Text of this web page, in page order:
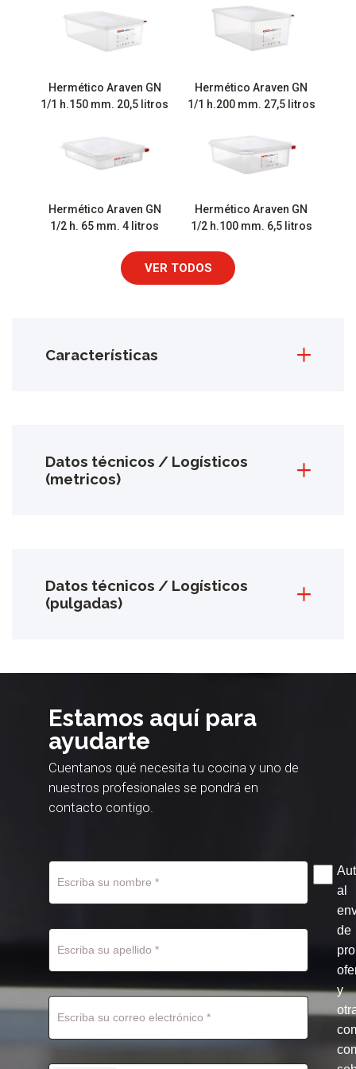
Hermético Araven GN
1/1 h.150 mm. 20,5 litros
Hermético Araven GN
1/1 h.200 mm. 27,5 litros
Hermético Araven GN
1/2 h. 65 mm. 4 litros
Hermético Araven GN
1/2 h.100 mm. 6,5 litros
VER TODOS
Características
Datos técnicos / Logísticos
(metricos)
Datos técnicos / Logísticos
(pulgadas)
Estamos aquí para
ayudarte
Cuentanos qué necesita tu cocina y uno de
nuestros profesionales se pondrá en
contacto contigo.
al
de
y